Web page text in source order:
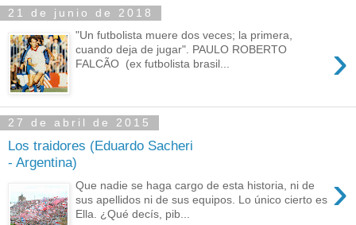
21 de junio de 2018
›
"Un futbolista muere dos veces; la primera,
cuando deja de jugar". PAULO ROBERTO
FALCÃO (ex futbolista brasil...
27 de abril de 2015
Los traidores (Eduardo Sacheri
- Argentina)
›
Que nadie se haga cargo de esta historia, ni de
sus apellidos ni de sus equipos. Lo único cierto es
Ella. ¿Qué decís, pib...